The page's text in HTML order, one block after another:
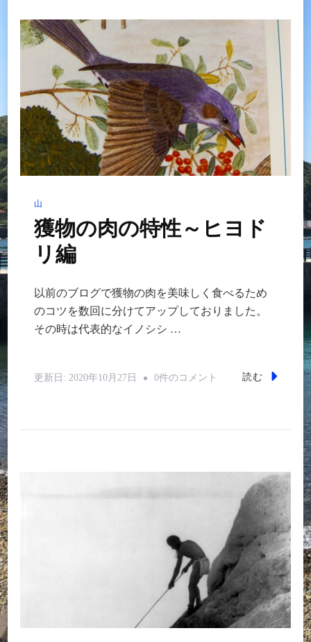
山
獲物の肉の特性～ヒヨド
リ編
以前のブログで獲物の肉を美味しく食べるため
のコツを数回に分けてアップしておりました。
その時は代表的なイノシシ …
更新日: 2020年10月27日
獲
リ
0件のコメント 読む